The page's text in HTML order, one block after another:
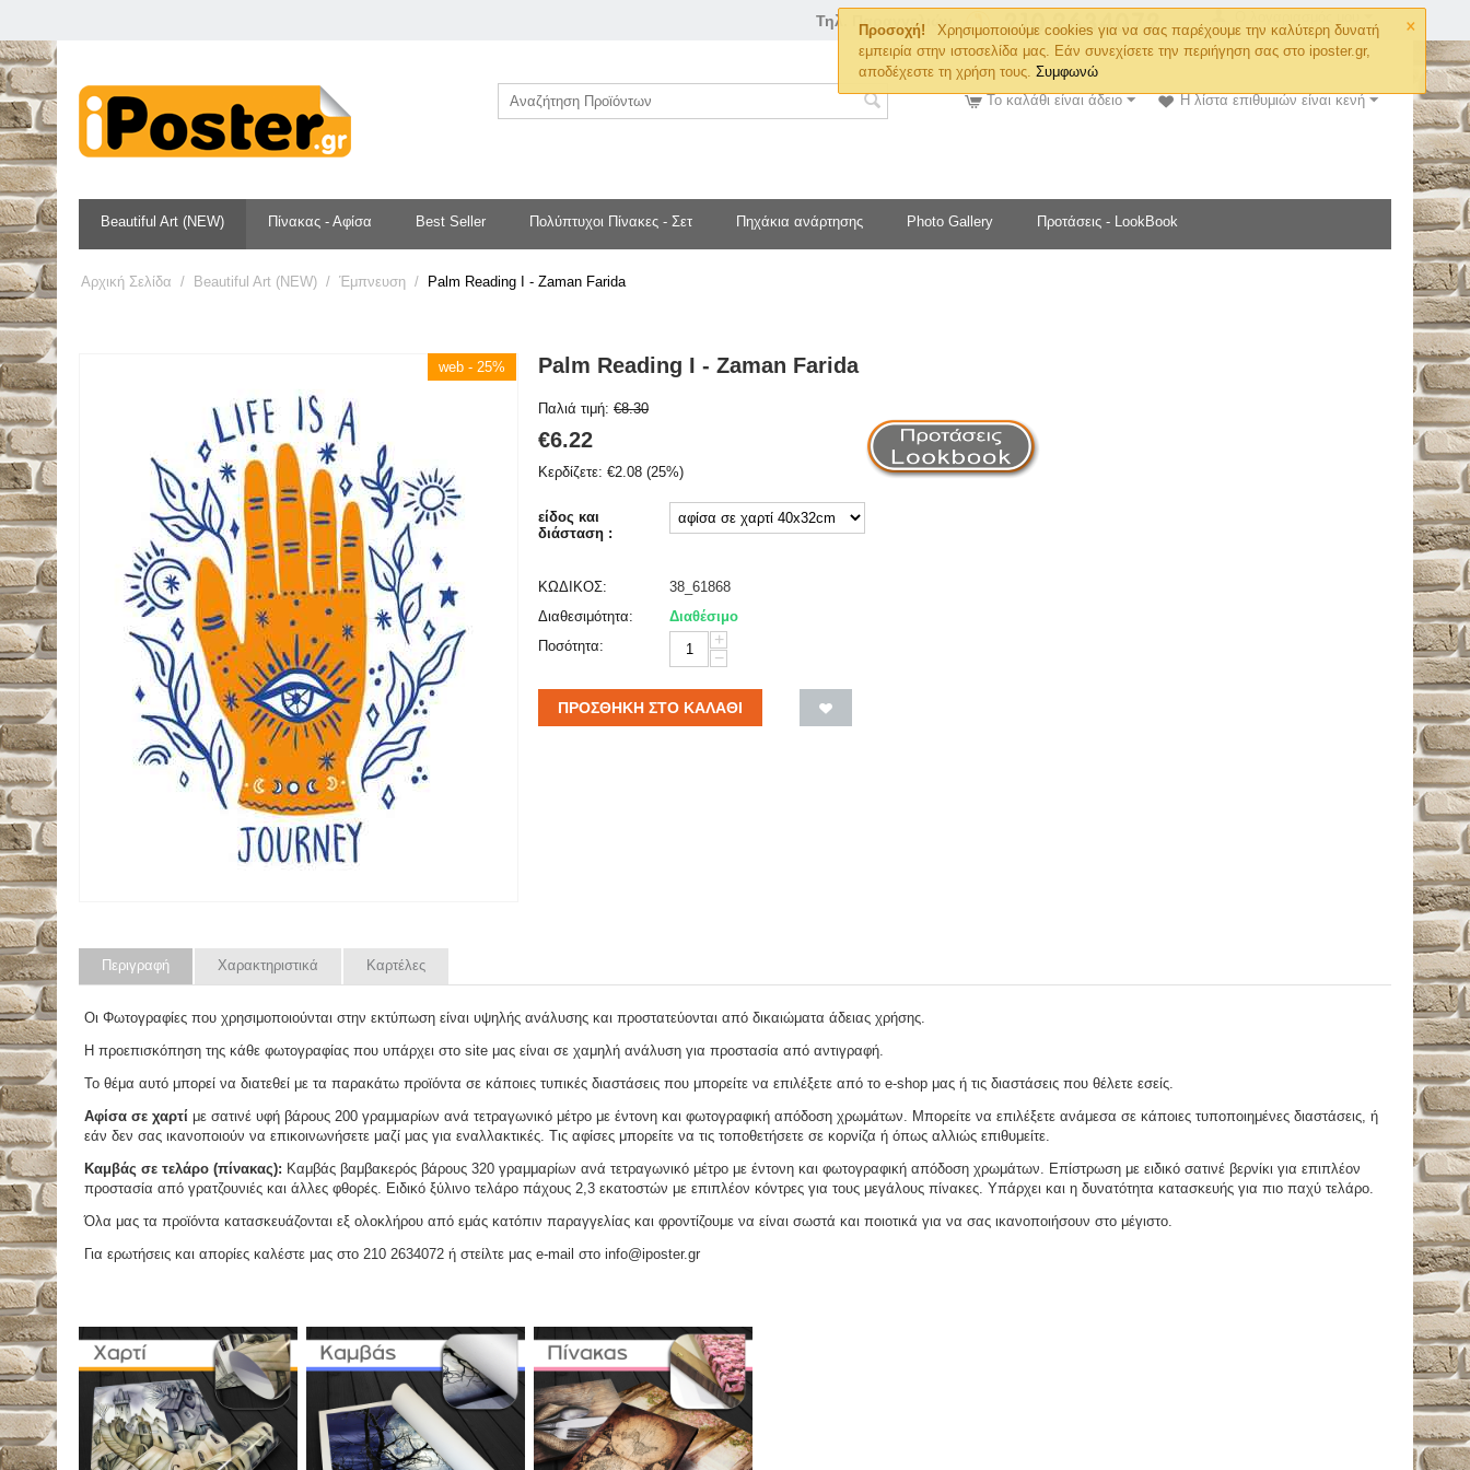
×
Προσοχή!
Χρησιμοποιούμε cookies για να σας παρέχουμε την καλύτερη δυνατή
εμπειρία στην ιστοσελίδα μας. Εάν συνεχίσετε την περιήγηση σας στο iposter.gr,
αποδέχεστε τη χρήση τους.Συμφωνώ
Τηλ. Παραγγελιών
Η λίστα επιθυμιών είναι κενή
Το καλάθι είναι άδειο
Beautiful Art (NEW) Πίνακας - Αφίσα Best Seller Πολύπτυχοι Πίνακες - Σετ Πηχάκια ανάρτησης Photo Gallery Προτάσεις - LookBook
Αρχική Σελίδα / Beautiful Art (NEW) / Έμπνευση / Palm Reading I - Zaman Farida
web - 25% Palm Reading I - Zaman Farida
Παλιά τιμή: €8.30
€6.22
Κερδίζετε: €2.08 (25%)
είδος και
διάσταση :
ΚΩΔΙΚΟΣ:
38_61868
Διαθεσιμότητα:
Διαθέσιμο
Ποσότητα:
+
−
ΠΡΟΣΘΉΚΗ ΣΤΟ ΚΑΛΆΘΙ
Περιγραφή Χαρακτηριστικά Καρτέλες
Οι Φωτογραφίες που χρησιμοποιούνται στην εκτύπωση είναι υψηλής ανάλυσης και προστατεύονται από δικαιώματα άδειας χρήσης.
Η προεπισκόπηση της κάθε φωτογραφίας που υπάρχει στο site μας είναι σε χαμηλή ανάλυση για προστασία από αντιγραφή.
Το θέμα αυτό μπορεί να διατεθεί με τα παρακάτω προϊόντα σε κάποιες τυπικές διαστάσεις που μπορείτε να επιλέξετε από το e-shop μας ή τις διαστάσεις που θέλετε εσείς.
Αφίσα σε χαρτί με σατινέ υφή βάρους 200 γραμμαρίων ανά τετραγωνικό μέτρο με έντονη και φωτογραφική απόδοση χρωμάτων. Μπορείτε να επιλέξετε ανάμεσα σε κάποιες τυποποιημένες διαστάσεις, ή
εάν δεν σας ικανοποιούν να επικοινωνήσετε μαζί μας για εναλλακτικές. Τις αφίσες μπορείτε να τις τοποθετήσετε σε κορνίζα ή όπως αλλιώς επιθυμείτε.
Καμβάς σε τελάρο (πίνακας): Καμβάς βαμβακερός βάρους 320 γραμμαρίων ανά τετραγωνικό μέτρο με έντονη και φωτογραφική απόδοση χρωμάτων. Επίστρωση με ειδικό σατινέ βερνίκι για επιπλέον
προστασία από γρατζουνιές και άλλες φθορές. Ειδικό ξύλινο τελάρο πάχους 2,3 εκατοστών με επιπλέον κόντρες για τους μεγάλους πίνακες. Υπάρχει και η δυνατότητα κατασκευής για πιο παχύ τελάρο.
Όλα μας τα προϊόντα κατασκευάζονται εξ ολοκλήρου από εμάς κατόπιν παραγγελίας και φροντίζουμε να είναι σωστά και ποιοτικά για να σας ικανοποιήσουν στο μέγιστο.
Για ερωτήσεις και απορίες καλέστε μας στο 210 2634072 ή στείλτε μας e-mail στο info@iposter.gr